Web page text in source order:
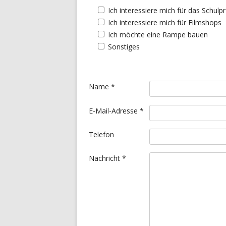
Ich interessiere mich für das
Ich interessiere mich für Filmshops
Ich möchte eine Rampe bauen
Sonstiges
Name *
E-Mail-Adresse *
Telefon
Nachricht *